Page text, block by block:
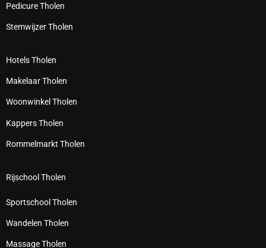
Pedicure Tholen
Stemwijzer Tholen
Hotels Tholen
Makelaar Tholen
Woonwinkel Tholen
Kappers Tholen
Rommelmarkt Tholen
Rijschool Tholen
Sportschool Tholen
Wandelen Tholen
Massage Tholen